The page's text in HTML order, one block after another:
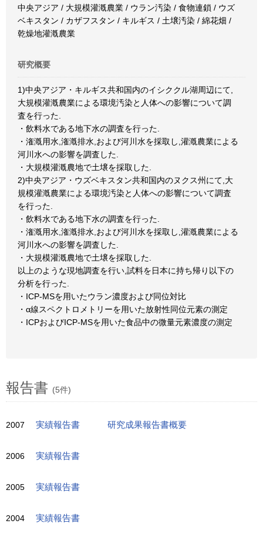
中央アジア / 大規模灌漑農業 / ウラン汚染 / 食物連鎖 / ウズ
ベキスタン / カザフスタン / キルギス / 土壌汚染 / 綿花畑 /
乾燥地灌漑農業
研究概要
1)中央アジア・キルギス共和国内のイシククル湖周辺にて,
大規模灌漑農業による環境汚染と人体への影響について調
査を行った.
・飲料水である地下水の調査を行った.
・潅漑用水,潅漑排水,および河川水を採取し,灌漑農業による
河川水への影響を調査した.
・大規模灌漑農地で土壌を採取した.
2)中央アジア・ウズベキスタン共和国内のヌクス州にて,大
規模灌漑農業による環境汚染と人体への影響について調査
を行った.
・飲料水である地下水の調査を行った.
・潅漑用水,潅漑排水,および河川水を採取し,灌漑農業による
河川水への影響を調査した.
・大規模灌漑農地で土壌を採取した.
以上のような現地調査を行い,試料を日本に持ち帰り以下の
分析を行った.
・ICP-MSを用いたウラン濃度および同位対比
・α線スペクトロメトリーを用いた放射性同位元素の測定
・ICPおよびICP-MSを用いた食品中の微量元素濃度の測定
報告書 (5件)
2007 実績報告書 研究成果報告書概要
2006 実績報告書
2005 実績報告書
2004 実績報告書